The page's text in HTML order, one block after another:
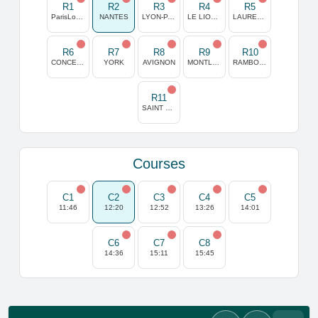
R1 R2
NANTES
R3 R4 R5
R6 R7
YORK
R8
AVIGNON
R9 R10
R11
Courses
C1
11:46
C2
12:20
C3
12:52
C4
13:26
C5
14:01
C6
14:36
C7
15:11
C8
15:45